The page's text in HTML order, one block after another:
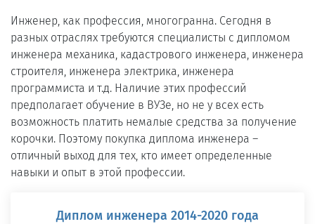
Инженер, как профессия, многогранна. Сегодня в
разных отраслях требуются специалисты с дипломом
инженера механика, кадастрового инженера, инженера
строителя, инженера электрика, инженера
программиста и т.д. Наличие этих профессий
предполагает обучение в ВУЗе, но не у всех есть
возможность платить немалые средства за получение
корочки. Поэтому покупка диплома инженера –
отличный выход для тех, кто имеет определенные
навыки и опыт в этой профессии.
Диплом инженера 2014-2020 года